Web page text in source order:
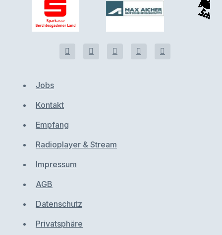
Jobs
Kontakt
Empfang
Radioplayer & Stream
Impressum
AGB
Datenschutz
Privatsphäre